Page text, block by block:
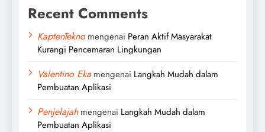
Recent Comments
KaptenTeknomengenai Peran Aktif Masyarakat
Kurangi Pencemaran Lingkungan
Valentino Eka mengenai Langkah Mudah dalam
Pembuatan Aplikasi
Penjelajahmengenai Langkah Mudah dalam
Pembuatan Aplikasi